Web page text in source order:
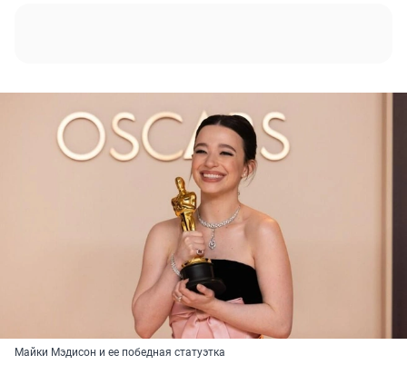
Майки Мэдисон и ее победная статуэтка